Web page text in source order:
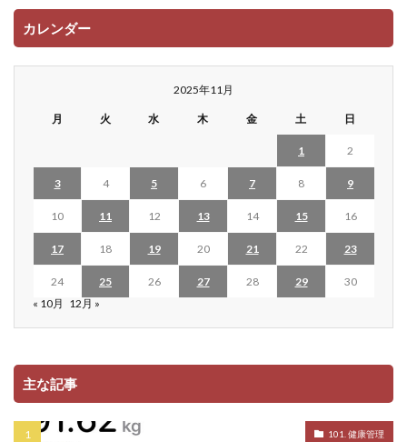
カレンダー
2025年11月
月 火 水 木 金 土 日
1 2
3 4 5 6 7 8 9
10 11 12 13 14 15 16
17 18 19 20 21 22 23
24 25 26 27 28 29
30
« 10月 12月 »
主な記事
101. 健康管理